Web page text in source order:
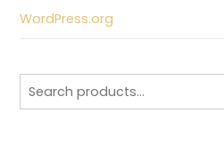
WordPress.org
for: